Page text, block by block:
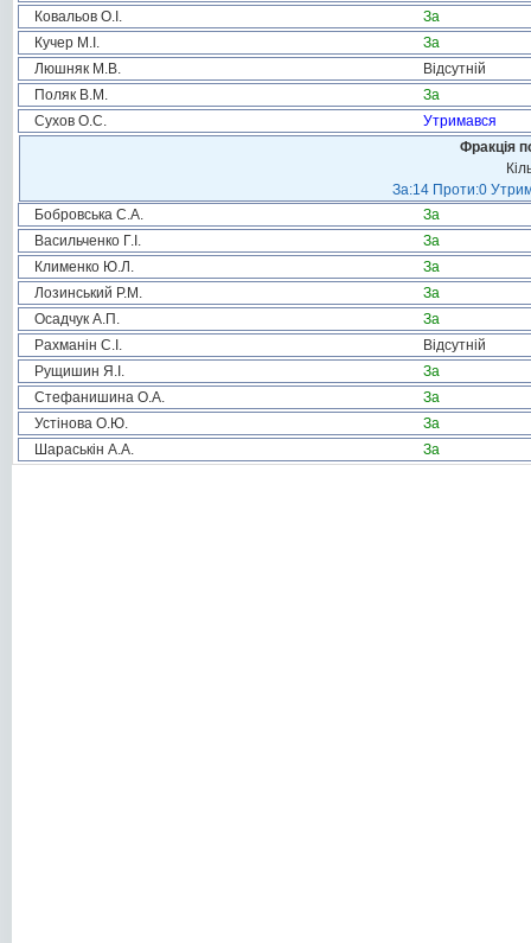
Ковальов О.І.
За
Кучер М.І.
За
Люшняк М.В.
Відсутній
Поляк В.М.
За
Сухов О.С.
Утримався
Фракція
За:14 Проти:0
Бобровська С.А.
За
Васильченко Г.І.
За
Клименко Ю.Л.
За
Лозинський Р.М.
За
Осадчук А.П.
За
Рахманін С.І.
Відсутній
Рущишин Я.І.
За
Стефанишина О.А.
За
Устінова О.Ю.
За
Шараськін А.А.
За